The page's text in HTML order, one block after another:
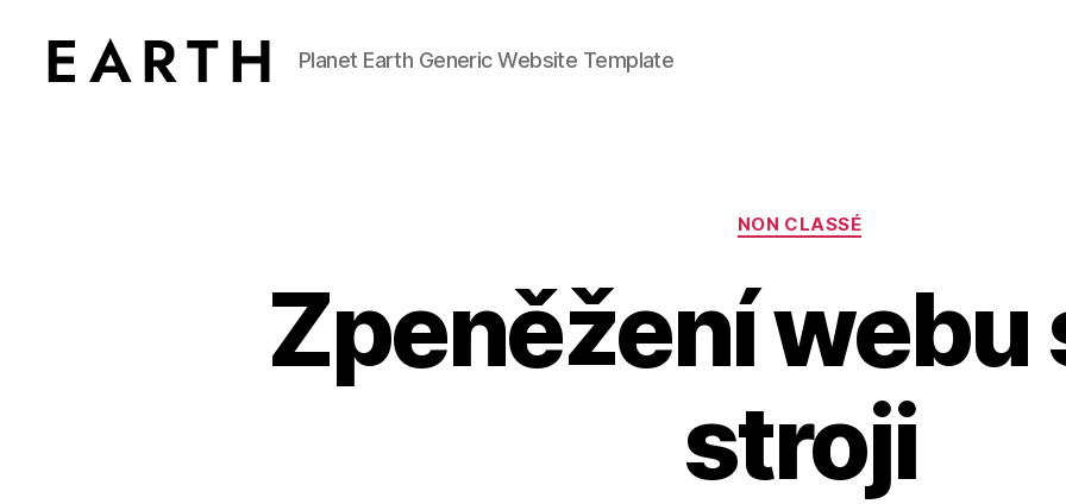
Planet Earth Generic Website Template
Categories
NON CLASSÉ
Zpeněžení webu
stroji